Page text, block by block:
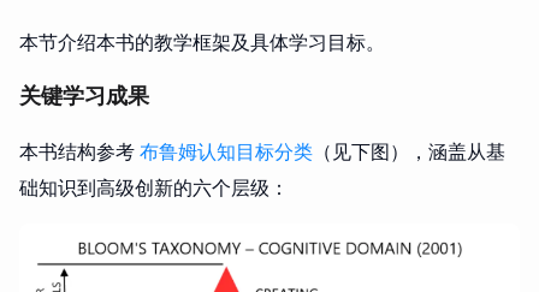
本节介绍本书的教学框架及具体学习目标。
关键学习成果
本书结构参考布鲁姆认知目标分类 （见下图），涵盖从基
础知识到高级创新的六个层级：